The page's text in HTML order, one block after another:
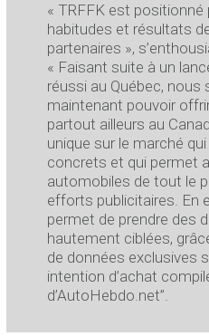
« TRFFK est positionné
habitudes et résultats
partenaires »,
« Faisant suite à un
réussi au Québec,
maintenant pouvoir
partout ailleurs au
unique sur le marché
concrets et qui permet
automobiles de tout le
efforts publicitaires. En
permet de prendre des
hautement ciblées,
de données exclusives
intention d’achat
d’AutoHebdo.net”.